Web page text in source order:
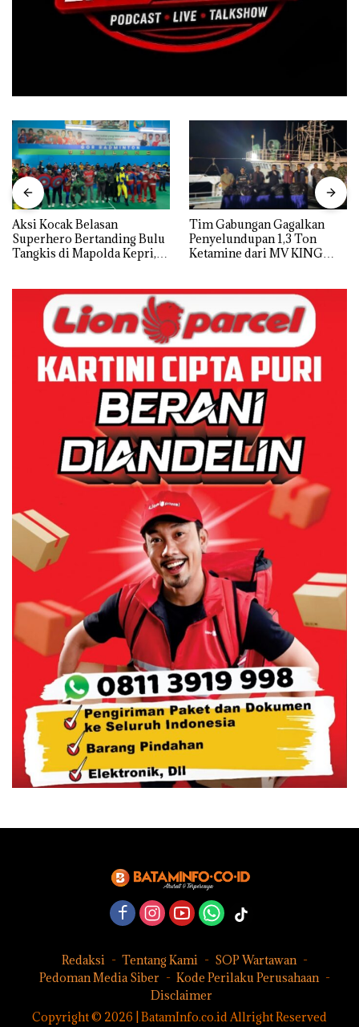
Aksi Kocak Belasan
Superhero Bertanding Bulu
Tangkis di Mapolda Kepri,
Tim Gabungan Gagalkan
Penyelundupan 1,3 Ton
Ketamine dari MV KING
Redaksi Tentang Kami
SOP Wartawan
Pedoman Media Siber
Kode Perilaku Perusahaan
Disclaimer
Copyright © 2026 | BatamInfo.co.id Allright Reserved